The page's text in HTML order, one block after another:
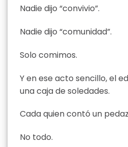
Nadie dijo “convivio”.
Nadie dijo “comunidad”.
Solo comimos.
Y en ese acto sencillo, el
una caja de soledades.
Cada quien contó un
No todo.